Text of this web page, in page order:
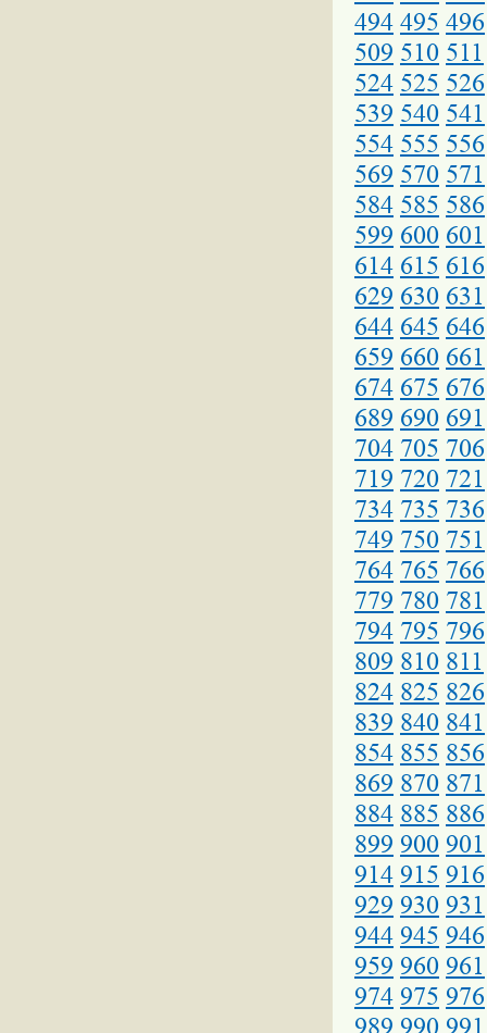
494 495 496
509 510 511
524 525 526
539 540 541
554 555 556
569 570 571
584 585 586
599 600 601
614 615 616
629 630 631
644 645 646
659 660 661
674 675 676
689 690 691
704 705 706
719 720 721
734 735 736
749 750 751
764 765 766
779 780 781
794 795 796
809 810 811
824 825 826
839 840 841
854 855 856
869 870 871
884 885 886
899 900 901
914 915 916
929 930 931
944 945 946
959 960 961
974 975 976